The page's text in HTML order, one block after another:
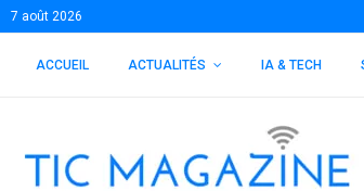
7 août 2026
ACCUEIL ACTUALITÉS IA & TECH